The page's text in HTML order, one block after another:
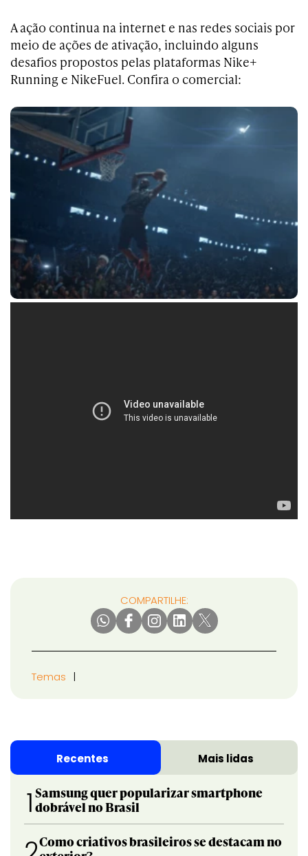
A ação continua na internet e nas redes sociais por
meio de ações de ativação, incluindo alguns
desafios propostos pelas plataformas Nike+
Running e NikeFuel. Confira o comercial:
COMPARTILHE:
Temas
Recentes Mais lidas
1 Samsung quer popularizar smartphone
dobrável no Brasil
Como criativos brasileiros se destacam no